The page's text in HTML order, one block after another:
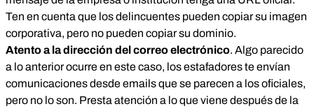
Ten en cuenta que los delincuentes pueden copiar su imagen
corporativa, pero no pueden copiar su dominio.
Atento a la dirección del correo electrónico. Algo parecido
a lo anterior ocurre en este caso, los estafadores te envían
comunicaciones desde emails que se parecen a los oficiales,
pero no lo son. Presta atención a lo que viene después de la